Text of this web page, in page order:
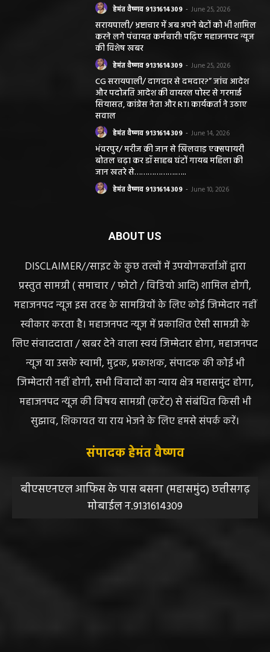
हेमंत वैष्णव 9131614309 - June 25, 2026
सरायपाली/ भ्रष्टाचार में अब अपने बेटों को भी शामिल
करने लगे पंचायत कर्मचारी! पढ़िए महाजनपद न्यूज
की विशेष खबर
हेमंत वैष्णव 9131614309 - June 25, 2026
CG सरायपाली/ दागदार से दमदार?” जांच आदेश
और पदोन्नति आदेश की वायरल पोस्ट से गरमाई
सियासत, कांग्रेस नेता और RTI कार्यकर्ता ने उठाए
सवाल
हेमंत वैष्णव 9131614309 - June 14, 2026
भंवरपुर/ मरीज की जान से खिलवाड़ एक्सपायरी
बोतल चढ़ा कर डॉ साहब घंटों गायब महिला की
जान खतरे से……………….…..
हेमंत वैष्णव 9131614309 - June 10, 2026
ABOUT US
DISCLAIMER//साइट के कुछ तत्वों में उपयोगकर्ताओं द्वारा
प्रस्तुत सामग्री ( समाचार / फोटो / विडियो आदि) शामिल होगी,
महाजनपद न्यूज इस तरह के सामग्रियों के लिए कोई जिम्मेदार नहीं
स्वीकार करता है। महाजनपद न्यूज में प्रकाशित ऐसी सामग्री के
लिए संवाददाता / खबर देने वाला स्वयं जिम्मेदार होगा, महाजनपद
न्यूज या उसके स्वामी, मुद्रक, प्रकाशक, संपादक की कोई भी
जिम्मेदारी नहीं होगी, सभी विवादों का न्याय क्षेत्र महासमुंद होगा,
महाजनपद न्यूज की विषय सामग्री (कटेंट) से संबंधित किसी भी
सुझाव, शिकायत या राय भेजने के लिए हमसे संपर्क करें।
संपादक हेमंत वैष्णव
बीएसएनएल आफिस के पास बसना (महासमुंद) छत्तीसगढ़
मोबाईल न.9131614309